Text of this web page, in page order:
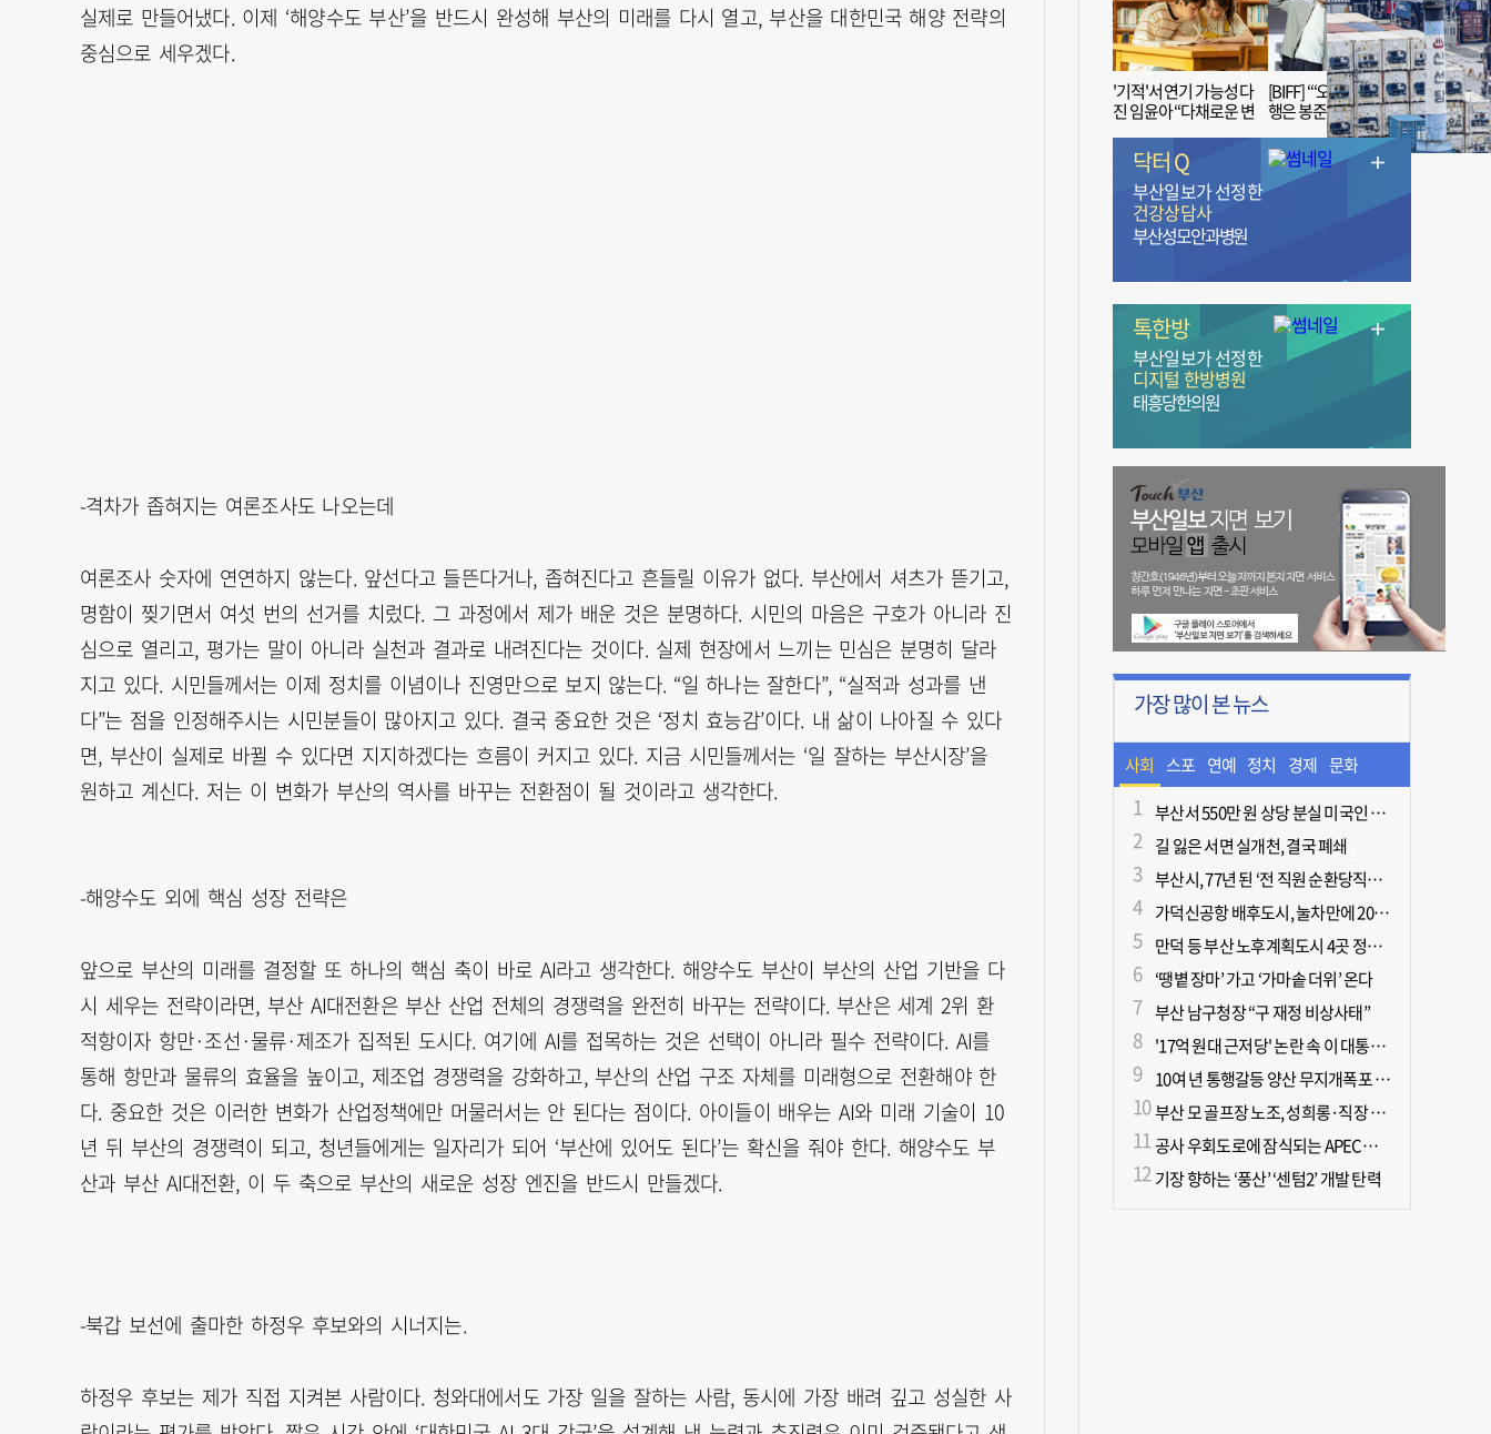
실제로 만들어냈다. 이제 ‘해양수도 부산’을 반드시 완성해 부산의 미래를 다시 열고, 부산을 대한민국 해양 전략의
중심으로 세우겠다.
-격차가 좁혀지는 여론조사도 나오는데
여론조사 숫자에 연연하지 않는다. 앞선다고 들뜬다거나, 좁혀진다고 흔들릴 이유가 없다. 부산에서 셔츠가 뜯기고,
명함이 찢기면서 여섯 번의 선거를 치렀다. 그 과정에서 제가 배운 것은 분명하다. 시민의 마음은 구호가 아니라 진
심으로 열리고, 평가는 말이 아니라 실천과 결과로 내려진다는 것이다. 실제 현장에서 느끼는 민심은 분명히 달라
지고 있다. 시민들께서는 이제 정치를 이념이나 진영만으로 보지 않는다. “일 하나는 잘한다”, “실적과 성과를 낸
다”는 점을 인정해주시는 시민분들이 많아지고 있다. 결국 중요한 것은 ‘정치 효능감’이다. 내 삶이 나아질 수 있다
면, 부산이 실제로 바뀔 수 있다면 지지하겠다는 흐름이 커지고 있다. 지금 시민들께서는 ‘일 잘하는 부산시장’을
원하고 계신다. 저는 이 변화가 부산의 역사를 바꾸는 전환점이 될 것이라고 생각한다.
-해양수도 외에 핵심 성장 전략은
앞으로 부산의 미래를 결정할 또 하나의 핵심 축이 바로 AI라고 생각한다. 해양수도 부산이 부산의 산업 기반을 다
시 세우는 전략이라면, 부산 AI대전환은 부산 산업 전체의 경쟁력을 완전히 바꾸는 전략이다. 부산은 세계 2위 환
적항이자 항만·조선·물류·제조가 집적된 도시다. 여기에 AI를 접목하는 것은 선택이 아니라 필수 전략이다. AI를
통해 항만과 물류의 효율을 높이고, 제조업 경쟁력을 강화하고, 부산의 산업 구조 자체를 미래형으로 전환해야 한
다. 중요한 것은 이러한 변화가 산업정책에만 머물러서는 안 된다는 점이다. 아이들이 배우는 AI와 미래 기술이 10
년 뒤 부산의 경쟁력이 되고, 청년들에게는 일자리가 되어 ‘부산에 있어도 된다’는 확신을 줘야 한다. 해양수도 부
산과 부산 AI대전환, 이 두 축으로 부산의 새로운 성장 엔진을 반드시 만들겠다.
-북갑 보선에 출마한 하정우 후보와의 시너지는.
하정우 후보는 제가 직접 지켜본 사람이다. 청와대에서도 가장 일을 잘하는 사람, 동시에 가장 배려 깊고 성실한 사
'기적'서 연기 가능성 다
진 임윤아 “다채로운 변
[BIFF] “‘오징어 게임’ 흥
행은 봉준호 감독 ‘1인
치 장벽’ 무너진 순간”
닥터 Q
부산일보가 선정한
건강상담사
부산성모안과병원
톡한방
부산일보가 선정한
디지털 한방병원
태흥당한의원
가장 많이 본 뉴스
사회 스포
츠
연예 정치 경제 문화
ㆍ라
이프
부산서 550만 원 상당 분실 미국인 관광객, 경찰 도움으로 되찾아
길 잃은 서면 실개천, 결국 폐쇄
부산시, 77년 된 ‘전 직원 순환당직제’ 폐지
가덕신공항 배후도시, 눌차만에 2028년 착공
만덕 등 부산 노후계획도시 4곳 정비기본계획 마련
‘땡볕 장마’ 가고 ‘가마솥 더위’ 온다
부산 남구청장 “구 재정 비상사태”
'17억 원대 근저당' 논란 속 이 대통령, 오늘 국민과 부동산 대토론회
10여 년 통행갈등 양산 무지개폭포 해결되나?
부산 모 골프장 노조, 성희롱·직장 내 괴롭힘으로 이사장 고발
공사 우회도로에 잠식되는 APEC공원… 시민도 나무도 ‘불편’
기장 향하는 ‘풍산’ ‘센텀2’ 개발 탄력